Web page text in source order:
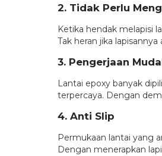
2. Tidak Perlu
Ketika hendak melapisi
Tak heran jika
3. Pengerjaan
Lantai epoxy banyak
terpercaya. Dengan
4. Anti Slip
Permukaan lantai yang
Dengan menerapkan